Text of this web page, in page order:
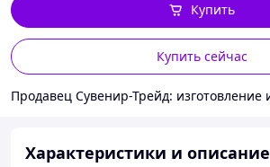
Купить сейчас
Купить
Характеристики и описание